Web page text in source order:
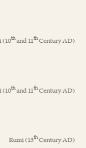
(10thand 11thCentury AD)
(10thand 11thCentury AD)
Rumi(13thCentury AD)